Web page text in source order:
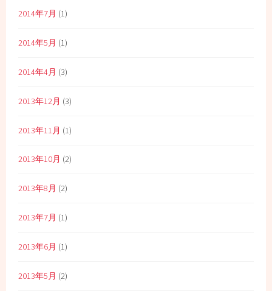
2014年7月 (1)
2014年5月 (1)
2014年4月 (3)
2013年12月 (3)
2013年11月 (1)
2013年10月 (2)
2013年8月 (2)
2013年7月 (1)
2013年6月 (1)
2013年5月 (2)